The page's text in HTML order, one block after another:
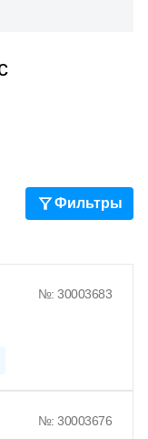
Фильтры
№: 30003683
№: 30003676